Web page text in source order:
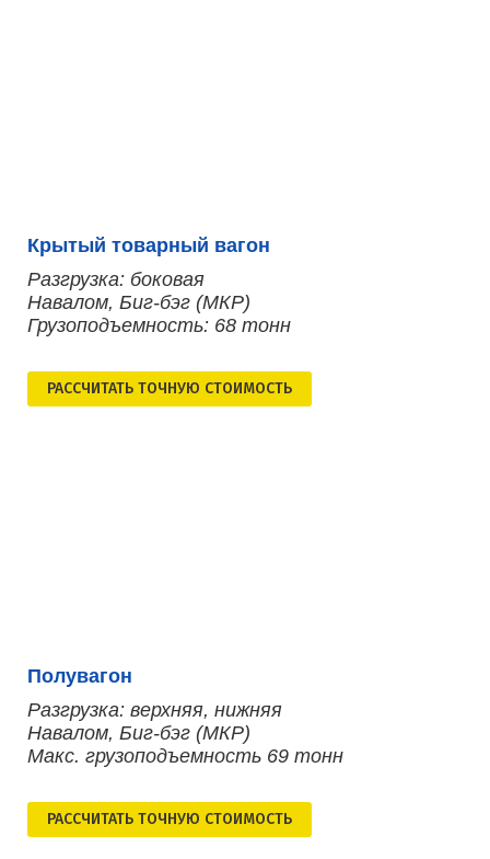
Крытый товарный вагон
Разгрузка: боковая
Навалом, Биг-бэг (МКР)
Грузоподъемность: 68 тонн
РАСCЧИТАТЬ ТОЧНУЮ СТОИМОСТЬ
Полувагон
Разгрузка: верхняя, нижняя
Навалом, Биг-бэг (МКР)
Макс. грузоподъемность 69 тонн
РАСCЧИТАТЬ ТОЧНУЮ СТОИМОСТЬ